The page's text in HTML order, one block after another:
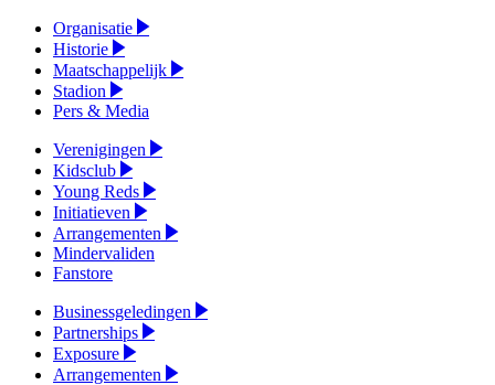
Organisatie
Historie
Maatschappelijk
Stadion
Pers & Media
Verenigingen
Kidsclub
Young Reds
Initiatieven
Arrangementen
Mindervaliden
Fanstore
Businessgeledingen
Partnerships
Exposure
Arrangementen